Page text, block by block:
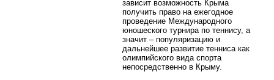
зависит возможность Крыма
получить право на ежегодное
проведение Международного
юношеского турнира по теннису, а
значит – популяризацию и
дальнейшее развитие тенниса как
олимпийского вида спорта
непосредственно в Крыму.